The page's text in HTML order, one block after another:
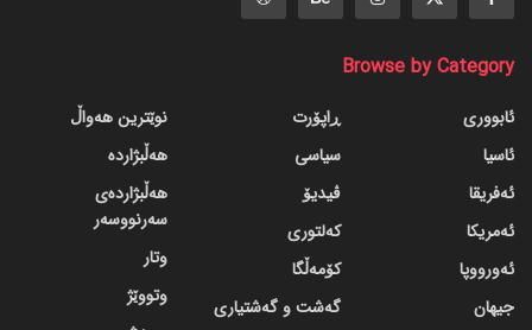
Browse by Category
ئابووری
ئاسیا
ئەفریقا
ئەمریکا
ئەورووپا
جیهان
ڕاپۆرت
سیاسی
ڤیدیۆ
کەلتوری
کۆمەڵگا
گه‌شت و گه‌شتیاری
نوێترین هەواڵ
هەڵبژاردە
هەڵبژاردەی
سەرنووسەر
وتار
وتووێژ